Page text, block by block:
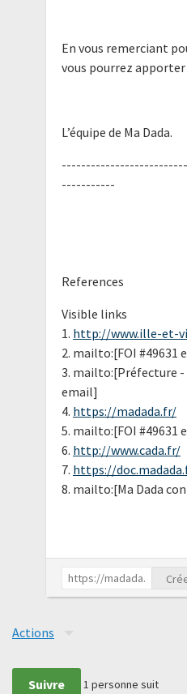
En vous remerciant
vous pourrez
L’équipe de Ma Dada.
-----------
References
Visible links
1. http://www.ille-et-
2. mailto:[FOI #49631
3. mailto:[Préfecture
email]
4. https://madada.fr/
5. mailto:[FOI #49631
6. http://www.cada.fr/
7. https://
8. mailto:[Ma Dada
Actions
Suivre 1 personne suit